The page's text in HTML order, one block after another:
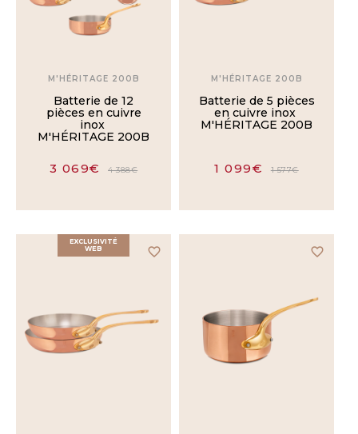
M'HÉRITAGE 200B
Batterie de 12
pièces en cuivre
inox
M'HÉRITAGE 200B
3 069€ 4 388€
M'HÉRITAGE 200B
Batterie de 5 pièces
en cuivre inox
M'HÉRITAGE 200B
1 099€ 1 577€
favorite_border
EXCLUSIVITÉ
WEB
favorite_border